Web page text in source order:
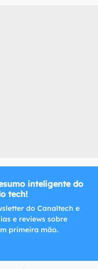
inteligente do
tech!
do Canaltech e
e reviews sobre
primeira mão.